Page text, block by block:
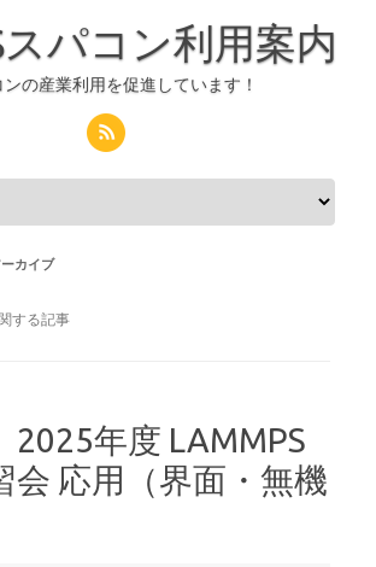
スパコン利用案内
ンの産業利用を促進しています！
プ
ーカイブ
する記事
2025年度 LAMMPS
会 応用（界面・無機